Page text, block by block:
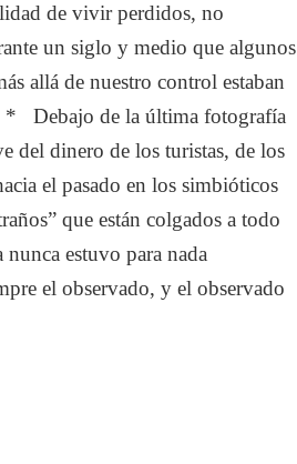
de vivir perdidos, no
un siglo y medio que algunos
allá de nuestro control estaban
* Debajo de la última fotografía
del dinero de los turistas, de los
el pasado en los simbióticos
que están colgados a todo
estuvo para nada
el observado, y el observado